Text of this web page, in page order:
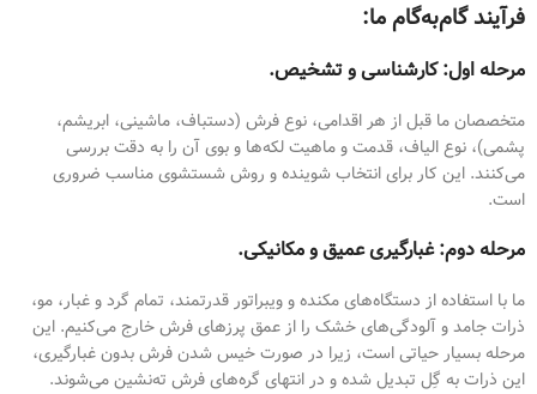
فرآیند گام‌به‌گام ما:
مرحله اول: کارشناسی و تشخیص.
متخصصان ما قبل از هر اقدامی، نوع فرش (دستباف، ماشینی، ابریشم،
پشمی)، نوع الیاف، قدمت و ماهیت لکه‌ها و بوی آن را به دقت بررسی
می‌کنند. این کار برای انتخاب شوینده و روش شستشوی مناسب ضروری
است.
مرحله دوم: غبارگیری عمیق و مکانیکی.
ما با استفاده از دستگاه‌های مکنده و ویبراتور قدرتمند، تمام گرد و غبار، مو،
ذرات جامد و آلودگی‌های خشک را از عمق پرزهای فرش خارج می‌کنیم. این
مرحله بسیار حیاتی است، زیرا در صورت خیس شدن فرش بدون غبارگیری،
این ذرات به گِل تبدیل شده و در انتهای گره‌های فرش ته‌نشین می‌شوند.